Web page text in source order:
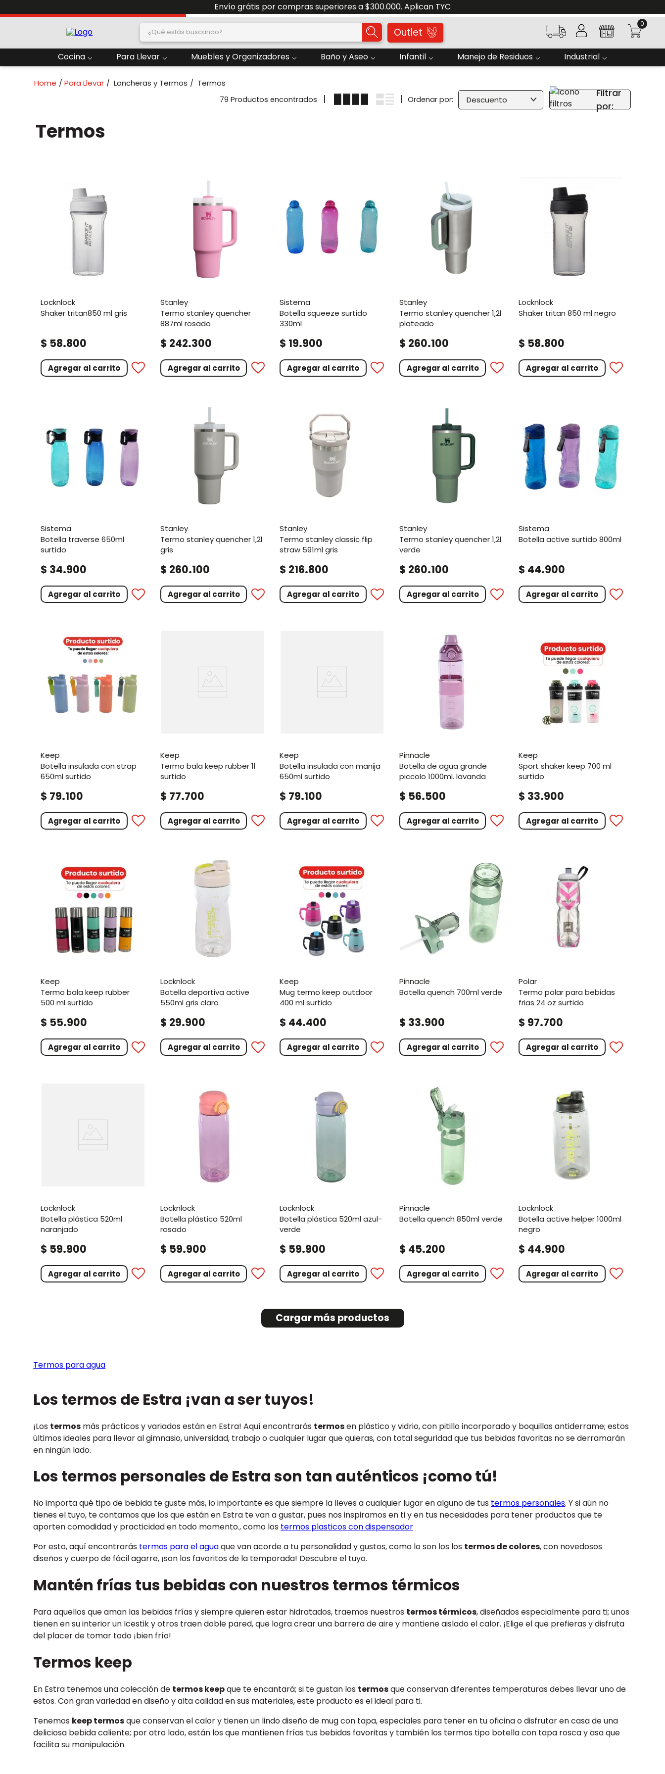
Solicite su Cotización Aquí
¿Qué estás buscando?
Outlet
0
Cocina Para Llevar Muebles y Organizadores Baño y Aseo Infantil Manejo de Residuos Industrial
Para Llevar Loncheras y Termos Termos
79 Descuento
Filtrar
por:
Termos
locknlock
shaker tritan850 ml gris
$ 58.800
Agregar al carrito
stanley
termo stanley quencher
887ml rosado
$ 242.300
Agregar al carrito
sistema
botella squeeze surtido
330ml
$ 19.900
Agregar al carrito
stanley
termo stanley quencher 1,2l
plateado
$ 260.100
Agregar al carrito
locknlock
shaker tritan 850 ml negro
$ 58.800
Agregar al carrito
sistema
botella traverse 650ml
surtido
$ 34.900
Agregar al carrito
stanley
termo stanley quencher 1,2l
gris
$ 260.100
Agregar al carrito
stanley
termo stanley classic flip
straw 591ml gris
$ 216.800
Agregar al carrito
stanley
termo stanley quencher 1,2l
verde
$ 260.100
Agregar al carrito
sistema
botella active surtido 800ml
$ 44.900
Agregar al carrito
keep
botella insulada con strap
650ml surtido
$ 79.100
Agregar al carrito
keep
termo bala keep rubber 1l
surtido
$ 77.700
Agregar al carrito
keep
botella insulada con manija
650ml surtido
$ 79.100
Agregar al carrito
pinnacle
botella de agua grande
piccolo 1000ml. lavanda
$ 56.500
Agregar al carrito
keep
sport shaker keep 700 ml
surtido
$ 33.900
Agregar al carrito
keep
termo bala keep rubber
500 ml surtido
$ 55.900
Agregar al carrito
locknlock
botella deportiva active
550ml gris claro
$ 29.900
Agregar al carrito
keep
mug termo keep outdoor
400 ml surtido
$ 44.400
Agregar al carrito
pinnacle
botella quench 700ml verde
$ 33.900
Agregar al carrito
polar
termo polar para bebidas
frias 24 oz surtido
$ 97.700
Agregar al carrito
locknlock
botella plástica 520ml
naranjado
$ 59.900
Agregar al carrito
locknlock
botella plástica 520ml
rosado
$ 59.900
Agregar al carrito
locknlock
botella plástica 520ml azul-
verde
$ 59.900
Agregar al carrito
pinnacle
botella quench 850ml verde
$ 45.200
Agregar al carrito
locknlock
botella active helper 1000ml
negro
$ 44.900
Agregar al carrito
Termos para agua
Los termos de Estra ¡van a ser tuyos!
¡Los termos más prácticos y variados están en Estra! Aquí encontrarás termosen plástico y vidrio, con pitillo incorporado y boquillas antiderrame; estos
últimos ideales para llevar al gimnasio, universidad, trabajo o cualquier lugar que quieras, con total seguridad que tus bebidas favoritas no se derramarán
en ningún lado.
Los termos personales de Estra son tan auténticos ¡como tú!
No importa qué tipo de bebida te guste más, lo importante es que siempre la lleves a cualquier lugar en alguno de tus termos personales. Y si aún no
tienes el tuyo, te contamos que los que están en Estra te van a gustar, pues nos inspiramos en ti y en tus necesidades para tener productos que te
aporten comodidad y practicidad en todo momento., como los termos plasticos con dispensador
Por esto, aquí encontrarás termos para el aguaque van acorde a tu personalidad y gustos, como lo son los los termos de colores, con novedosos
diseños y cuerpo de fácil agarre, ¡son los favoritos de la temporada! Descubre el tuyo.
Mantén frías tus bebidas con nuestros termos térmicos
Para aquellos que aman las bebidas frías y siempre quieren estar hidratados, traemos nuestros termos térmicos, diseñados especialmente para ti; unos
tienen en su interior un Icestik y otros traen doble pared, que logra crear una barrera de aire y mantiene aislado el calor. ¡Elige el que prefieras y disfruta
del placer de tomar todo ¡bien frío!
Termos keep
En Estra tenemos una colección de termos keepque te encantará; si te gustan los termosque conservan diferentes temperaturas debes llevar uno de
estos. Con gran variedad en diseño y alta calidad en sus materiales, este producto es el ideal para ti.
Tenemos keep termosque conservan el calor y tienen un lindo diseño de mug con tapa, especiales para tener en tu oficina o disfrutar en casa de una
deliciosa bebida caliente; por otro lado, están los que mantienen frías tus bebidas favoritas y también los termos tipo botella con tapa rosca y asa que
facilita su manipulación.
. Contenedor